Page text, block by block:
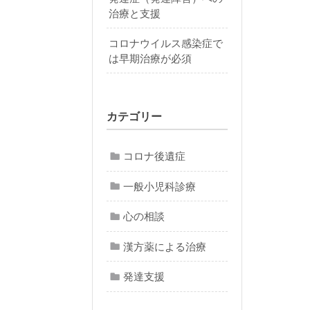
治療と支援
コロナウイルス感染症で
は早期治療が必須
カテゴリー
コロナ後遺症
一般小児科診療
心の相談
漢方薬による治療
発達支援